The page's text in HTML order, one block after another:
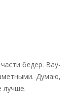
бедер. Вау-
Думаю,
лучше.